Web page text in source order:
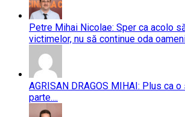
Petre Mihai Nicolae: Sper ca acolo
victimelor, nu să continue oda
AGRISAN DRAGOS MIHAI: Plus ca
parte....